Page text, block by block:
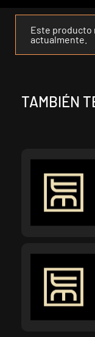
Este producto
actualmente.
TAMBIÉN